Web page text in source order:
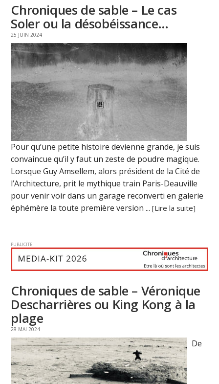
Chroniques de sable – Le cas
Soler ou la désobéissance…
25 JUIN 2024
Pour qu’une petite histoire devienne grande, je suis
convaincue qu’il y faut un zeste de poudre magique.
Lorsque Guy Amsellem, alors président de la Cité de
l’Architecture, prit le mythique train Paris-Deauville
pour venir voir dans un garage reconverti en galerie
éphémère la toute première version ...[Lire la suite]
PUBLICITE
Chroniques de sable – Véronique
Descharrières ou King Kong à la
plage
28 MAI 2024
De